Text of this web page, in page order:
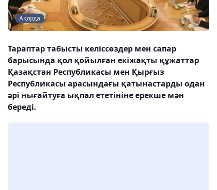
Ақорда
Тараптар табысты келіссөздер мен сапар
барысында қол қойылған екіжақты құжаттар
Қазақстан Республикасы мен Қырғыз
Республикасы арасындағы қатынастарды одан
әрі нығайтуға ықпал ететініне ерекше мән
береді.